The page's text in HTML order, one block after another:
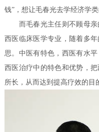
钱”，想让毛春光去学经济学类
而毛春光主任则不顾母亲
西医临床医学专业，随着多
思。中医有特色，西医有水
西医治疗中的特色和优势，
所长，从而达到提高疗效的目